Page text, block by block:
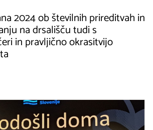
2024 ob številnih prireditvah in
na drsališču tudi s
in pravljično okrasitvijo